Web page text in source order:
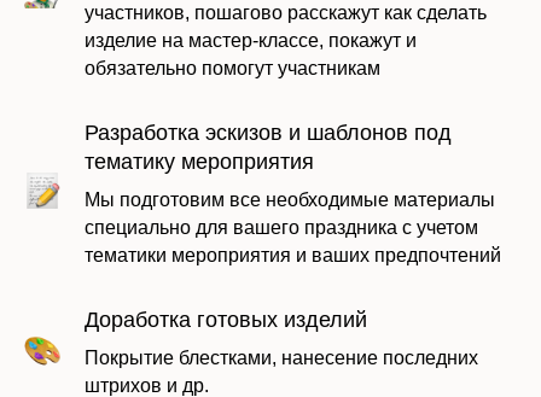
участников, пошагово расскажут как сделать
изделие на мастер-классе, покажут и
обязательно помогут участникам
Разработка эскизов и шаблонов под
тематику мероприятия
Мы подготовим все необходимые материалы
специально для вашего праздника с учетом
тематики мероприятия и ваших предпочтений
Доработка готовых изделий
Покрытие блестками, нанесение последних
штрихов и др.
Даю согласие на обработку моих
персональных данных в соответствии с
Отправить заявку